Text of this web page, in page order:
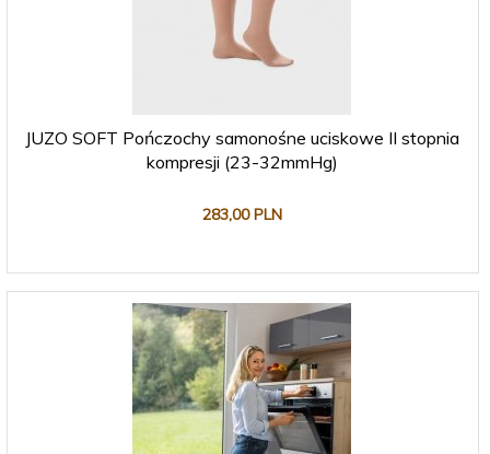
JUZO SOFT Pończochy samonośne uciskowe II stopnia
kompresji (23-32mmHg)
283,00 PLN